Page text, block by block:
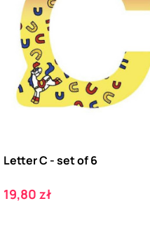
Letter C - set of 6
Cena
19,80 zł